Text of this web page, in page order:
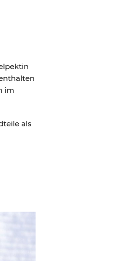
im
als